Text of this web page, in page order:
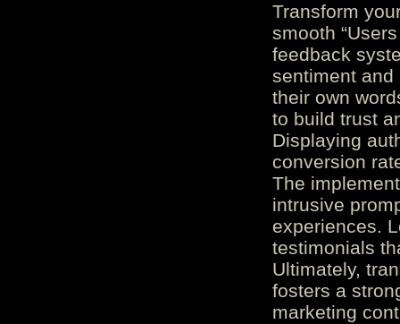
Transform
smooth
feedback
sentiment and
their own
to build trust
Displaying
conversion
The
intrusive
experiences.
testimonials
Ultimately,
fosters a
marketing